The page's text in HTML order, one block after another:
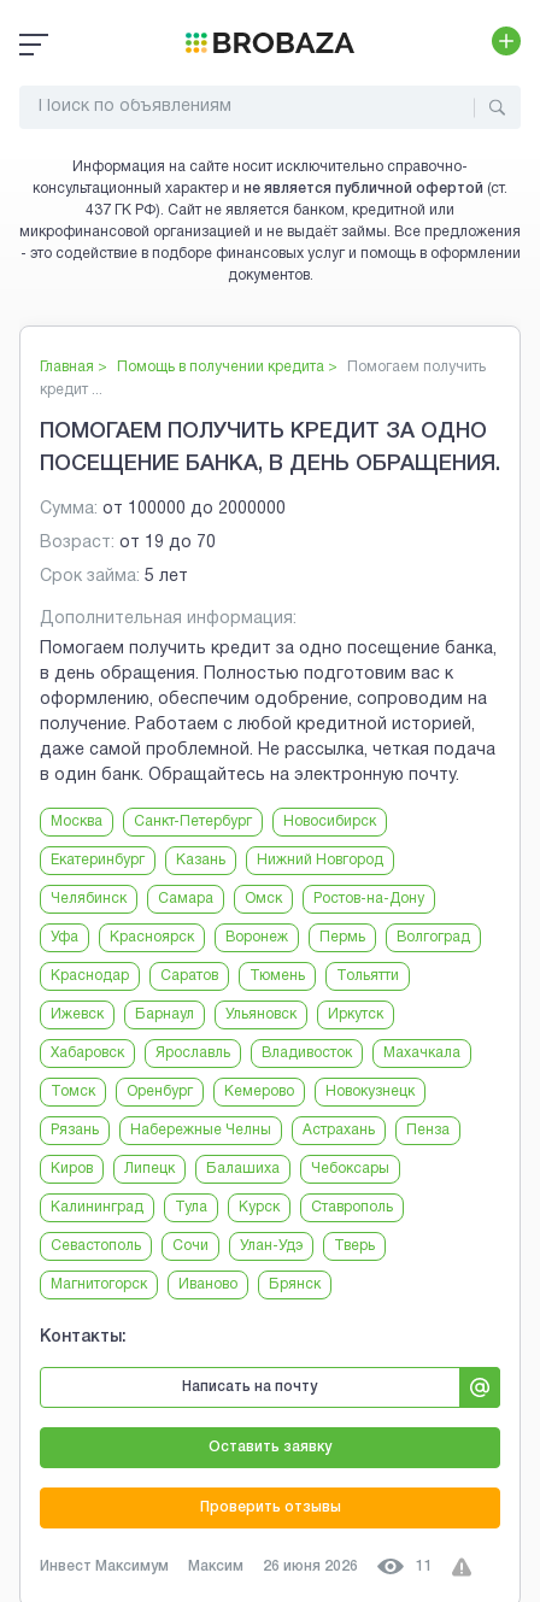
Информация на сайте носит исключительно справочно-
консультационный характер и не является публичной офертой (ст.
437 ГК РФ). Сайт не является банком, кредитной или
микрофинансовой организацией и не выдаёт займы. Все предложения
- это содействие в подборе финансовых услуг и помощь в оформлении
документов.
Главная > Помощь в получении кредита >
Помогаем получить
кредит ...
ПОМОГАЕМ ПОЛУЧИТЬ КРЕДИТ ЗА ОДНО
ПОСЕЩЕНИЕ БАНКА, В ДЕНЬ ОБРАЩЕНИЯ.
Сумма: от 100000 до 2000000
Возраст: от 19 до 70
Срок займа: 5 лет
Дополнительная информация:
Помогаем получить кредит за одно посещение банка,
в день обращения. Полностью подготовим вас к
оформлению, обеспечим одобрение, сопроводим на
получение. Работаем с любой кредитной историей,
даже самой проблемной. Не рассылка, четкая подача
в один банк. Обращайтесь на электронную почту.
Москва Санкт-Петербург Новосибирск
Екатеринбург Казань Нижний Новгород
Челябинск Самара Омск Ростов-на-Дону
Уфа Красноярск Воронеж Пермь Волгоград
Краснодар Саратов Тюмень Тольятти
Ижевск Барнаул Ульяновск Иркутск
Хабаровск Ярославль Владивосток Махачкала
Томск Оренбург Кемерово Новокузнецк
Рязань Набережные Челны Астрахань Пенза
Киров Липецк Балашиха Чебоксары
Калининград Тула Курск Ставрополь
Севастополь Сочи Улан-Удэ Тверь
Магнитогорск Иваново Брянск
Контакты:
Написать на почту
Оставить заявку
Проверить отзывы
Инвест Максимум Максим 26 июня 2026 11